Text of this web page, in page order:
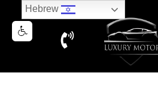
Hebrew